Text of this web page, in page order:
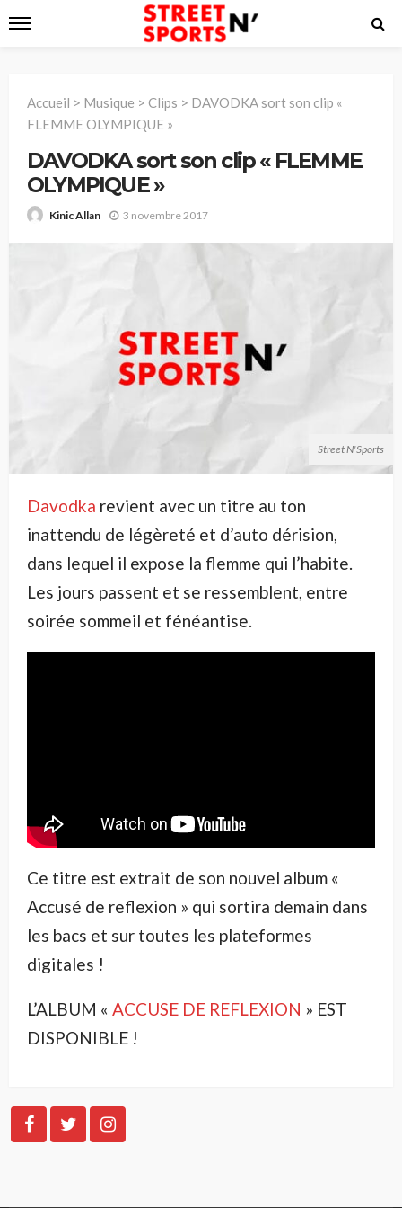
Accueil > Musique > Clips > DAVODKA sort son clip «
FLEMME OLYMPIQUE »
DAVODKA sort son clip « FLEMME
OLYMPIQUE »
Kinic Allan 3 novembre 2017
Street N'Sports
Davodka revient avec un titre au ton
inattendu de légèreté et d’auto dérision,
dans lequel il expose la flemme qui l’habite.
Les jours passent et se ressemblent, entre
soirée sommeil et fénéantise.
Ce titre est extrait de son nouvel album «
Accusé de reflexion » qui sortira demain dans
les bacs et sur toutes les plateformes
digitales !
L’ALBUM « ACCUSE DE REFLEXION » EST
DISPONIBLE !